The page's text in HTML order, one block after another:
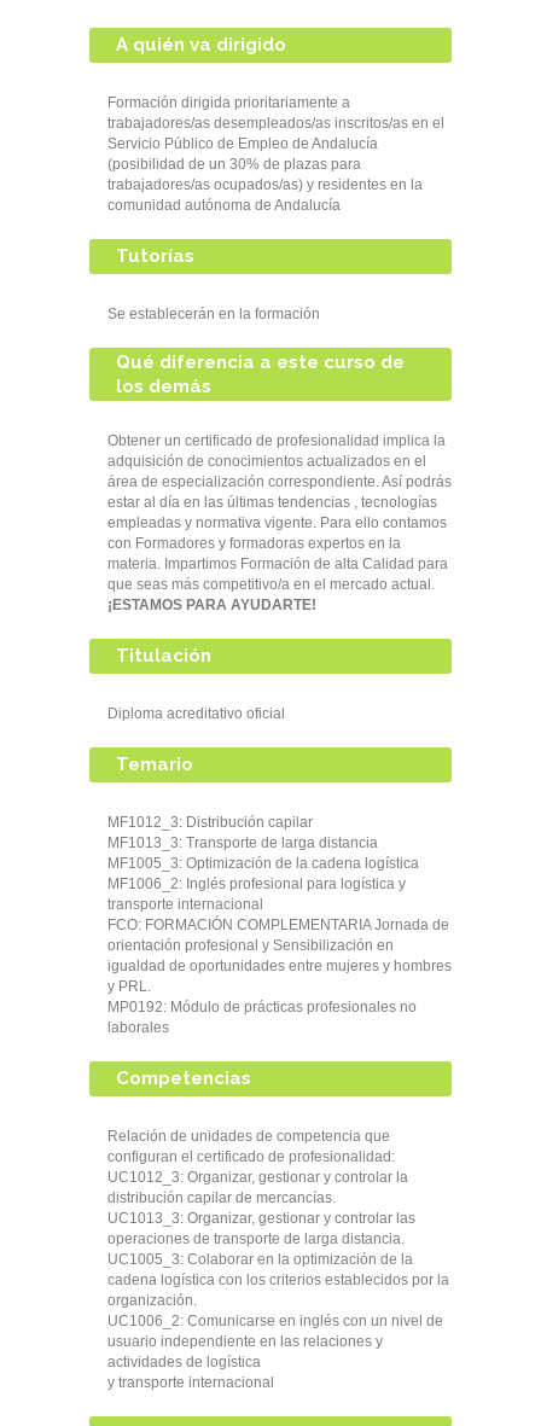
A quién va dirigido
Formación dirigida prioritariamente a
trabajadores/as desempleados/as inscritos/as en el
Servicio Público de Empleo de Andalucía
(posibilidad de un 30% de plazas para
trabajadores/as ocupados/as) y residentes en la
comunidad autónoma de Andalucía
Tutorías
Se establecerán en la formación
Qué diferencia a este curso de
los demás
Obtener un certificado de profesionalidad implica la
adquisición de conocimientos actualizados en el
área de especialización correspondiente. Así podrás
estar al día en las últimas tendencias , tecnologías
empleadas y normativa vigente. Para ello contamos
con Formadores y formadoras expertos en la
materia. Impartimos Formación de alta Calidad para
que seas más competitivo/a en el mercado actual.
¡ESTAMOS PARA AYUDARTE!
Titulación
Diploma acreditativo oficial
Temario
MF1012_3: Distribución capilar
MF1013_3: Transporte de larga distancia
MF1005_3: Optimización de la cadena logística
MF1006_2: Inglés profesional para logística y
transporte internacional
FCO: FORMACIÓN COMPLEMENTARIA Jornada de
orientación profesional y Sensibilización en
igualdad de oportunidades entre mujeres y hombres
y PRL.
MP0192: Módulo de prácticas profesionales no
laborales
Competencias
Relación de unidades de competencia que
configuran el certificado de profesionalidad:
UC1012_3: Organizar, gestionar y controlar la
distribución capilar de mercancías.
UC1013_3: Organizar, gestionar y controlar las
operaciones de transporte de larga distancia.
UC1005_3: Colaborar en la optimización de la
cadena logística con los criterios establecidos por la
organización.
UC1006_2: Comunicarse en inglés con un nivel de
usuario independiente en las relaciones y
actividades de logística
y transporte internacional